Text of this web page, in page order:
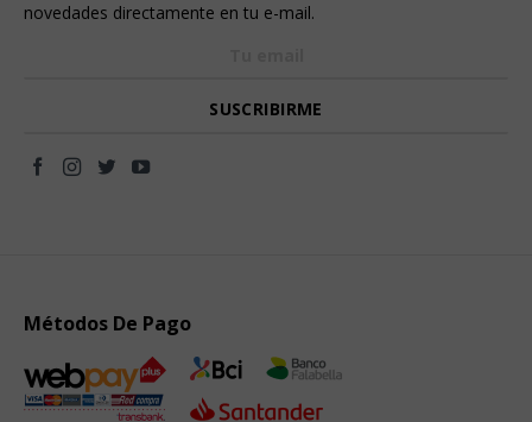
novedades directamente en tu e-mail.
Métodos De Pago